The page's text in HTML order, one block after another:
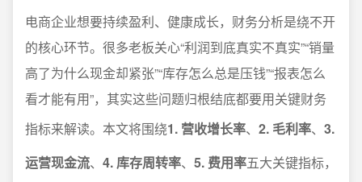
电商企业想要持续盈利、健康成长，财务分析是绕不开
的核心环节。很多老板关心“利润到底真实不真实”“销量
高了为什么现金却紧张”“库存怎么总是压钱”“报表怎么
看才能有用”，其实这些问题归根结底都要用关键财务
指标来解读。本文将围绕1. 营收增长率、 2. 毛利率、 3.
运营现金流、 4. 库存周转率、 5. 费用率五大关键指标，